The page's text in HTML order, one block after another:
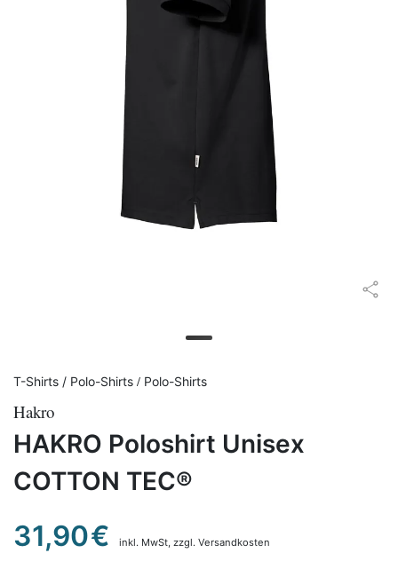
T-Shirts / Polo-Shirts / Polo-Shirts
Hakro
HAKRO Poloshirt Unisex
COTTON TEC®
31,90€ inkl. MwSt, zzgl. Versandkosten